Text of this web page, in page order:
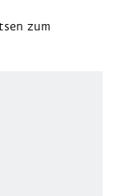
zum